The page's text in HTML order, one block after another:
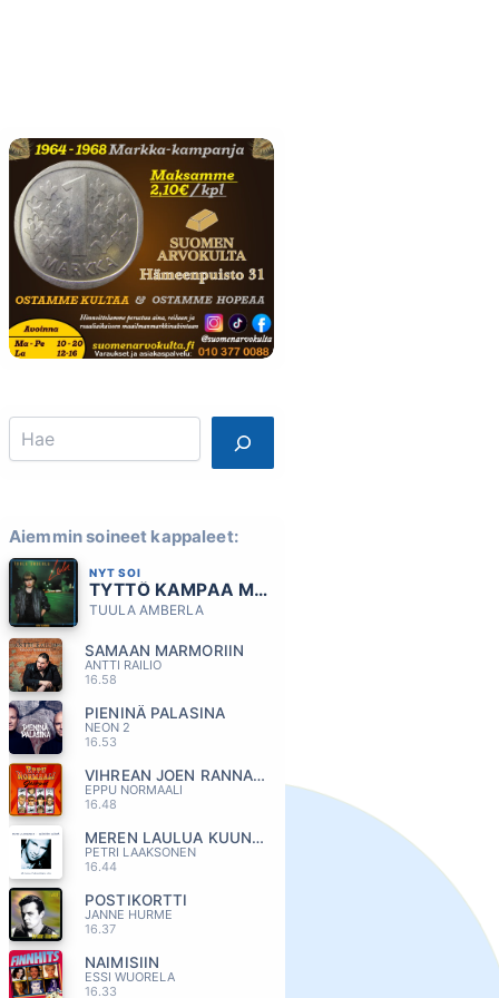
Search
Aiemmin soineet kappaleet:
NYT SOI
TYTTÖ KAMPAA MÄRKÄÄ TUKKAA
TUULA AMBERLA
SAMAAN MARMORIIN
ANTTI RAILIO
16.58
PIENINÄ PALASINA
NEON 2
16.53
VIHREAN JOEN RANNALLA
EPPU NORMAALI
16.48
MEREN LAULUA KUUNTELEN
PETRI LAAKSONEN
16.44
POSTIKORTTI
JANNE HURME
16.37
NAIMISIIN
ESSI WUORELA
16.33